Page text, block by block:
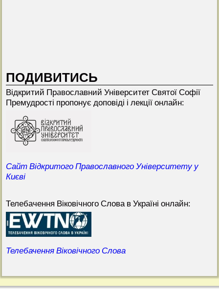
ПОДИВИТИСЬ
Відкритий Прaвославний Університет Святої Софії
Премудрості пропонує доповіді і лекції онлайн:
Сайт Відкритого Православного Університету у
Києві
Телебачення Віковічного Слова в Україні онлайн:
Телебачення Віковічного Слова